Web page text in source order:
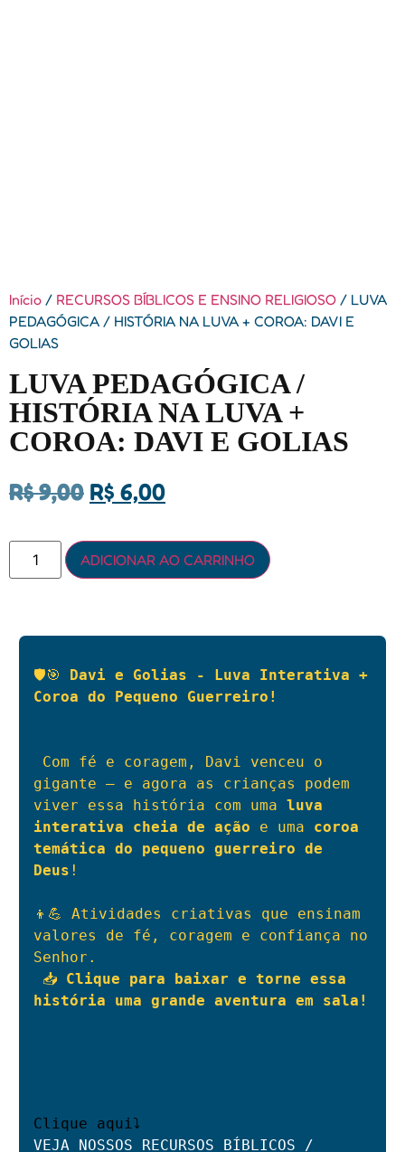
Início / RECURSOS BÍBLICOS E ENSINO RELIGIOSO / LUVA
PEDAGÓGICA / HISTÓRIA NA LUVA + COROA: DAVI E
GOLIAS
LUVA PEDAGÓGICA /
HISTÓRIA NA LUVA +
COROA: DAVI E GOLIAS
R$9,00 R$ 6,00
ADICIONAR AO CARRINHO
🛡️🎯 Davi e Golias - Luva Interativa +
Coroa do Pequeno Guerreiro!
gigante — e agora as crianças podem
viver essa história com uma luva
interativa cheia de ação e uma coroa
temática do pequeno guerreiro de
Deus !
👦💪 Atividades criativas que ensinam
valores de fé, coragem e confiança no
Senhor.
📥 Clique para baixar e torne essa
história uma grande aventura em sala!
Clique aqui⤵
VEJA NOSSOS RECURSOS BÍBLICOS /